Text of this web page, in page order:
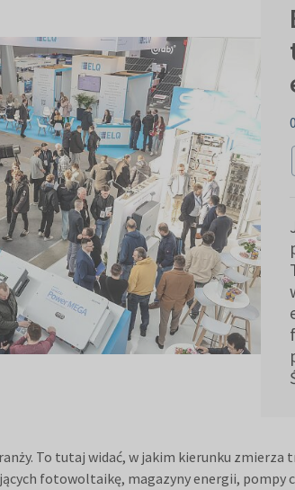
To tutaj widać, w jakim kierunku
fotowoltaikę, magazyny energii, pompy